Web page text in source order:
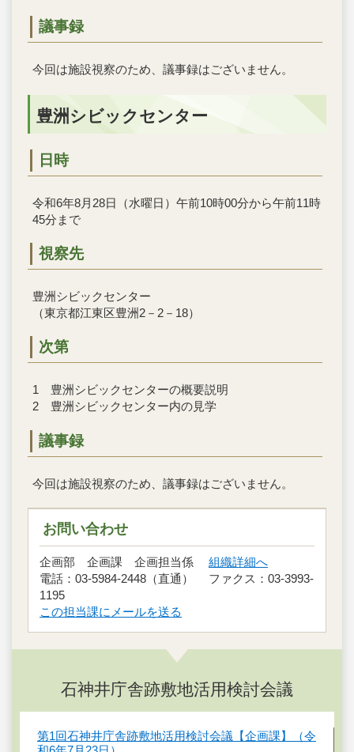
議事録
今回は施設視察のため、議事録はございません。
豊洲シビックセンター
日時
令和6年8月28日（水曜日）午前10時00分から午前11時
45分まで
視察先
豊洲シビックセンター
（東京都江東区豊洲2－2－18）
次第
1 豊洲シビックセンターの概要説明
2 豊洲シビックセンター内の見学
議事録
今回は施設視察のため、議事録はございません。
お問い合わせ
企画部 企画課 企画担当係 組織詳細へ
電話：03-5984-2448（直通） ファクス：03-3993-
1195
この担当課にメールを送る
石神井庁舎跡敷地活用検討会議
第1回石神井庁舎跡敷地活用検討会議【企画課】（令